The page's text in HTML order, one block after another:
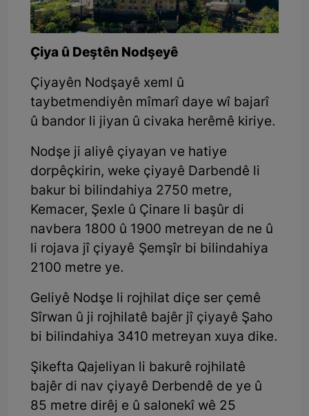
Çiya û Deştên Nodşeyê
Çiyayên Nodşayê xeml û
taybetmendiyên mîmarî daye wî bajarî
û bandor li jiyan û civaka herêmê kiriye.
Nodşe ji aliyê çiyayan ve hatiye
dorpêçkirin, weke çiyayê Darbendê li
bakur bi bilindahiya 2750 metre,
Kemacer, Şexle û Çinare li başûr di
navbera 1800 û 1900 metreyan de ne û
li rojava jî çiyayê Şemşîr bi bilindahiya
2100 metre ye.
Geliyê Nodşe li rojhilat diçe ser çemê
Sîrwan û ji rojhilatê bajêr jî çiyayê Şaho
bi bilindahiya 3410 metreyan xuya dike.
Şikefta Qajeliyan li bakurê rojhilatê
bajêr di nav çiyayê Derbendê de ye û
85 metre dirêj e û salonekî wê 25